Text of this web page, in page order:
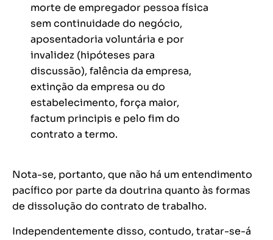
morte de empregador pessoa física
sem continuidade do negócio,
aposentadoria voluntária e por
invalidez (hipóteses para
discussão), falência da empresa,
extinção da empresa ou do
estabelecimento, força maior,
factum principis e pelo fim do
contrato a termo.
Nota-se, portanto, que não há um entendimento
pacífico por parte da doutrina quanto às formas
de dissolução do contrato de trabalho.
Independentemente disso, contudo, tratar-se-á